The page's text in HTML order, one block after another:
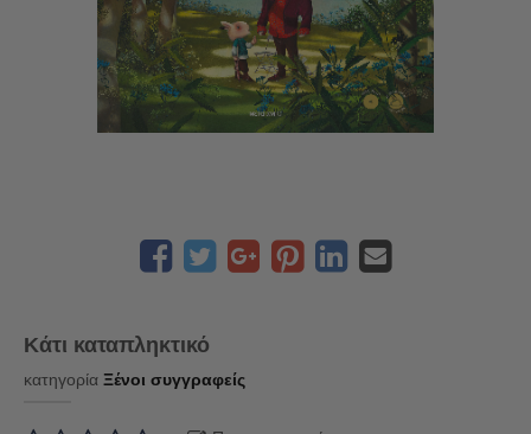
Κάτι καταπληκτικό
κατηγορία Ξένοι συγγραφείς